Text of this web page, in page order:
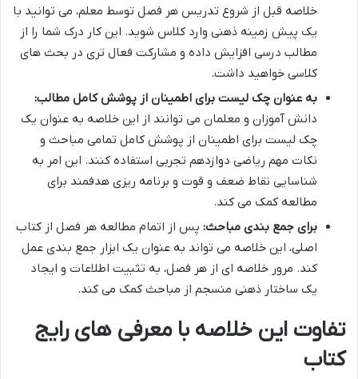
خلاصه قبل از شروع تدریس هر فصل توسط معلم، می توانید با
یک پیش زمینه ذهنی وارد کلاس شوید. این کار درک شما را از
مطالب درسی افزایش داده و مشارکت فعال تری در بحث های
کلاسی خواهید داشت.
به عنوان چک لیست برای اطمینان از پوشش کامل مطالب:
دانش آموزان و معلمان می توانند از این خلاصه به عنوان یک
چک لیست برای اطمینان از پوشش کامل تمامی مباحث و
نکات مهم ریاضی دوازدهم تجربی استفاده کنند. این امر به
شناسایی نقاط ضعف و قوت و برنامه ریزی هدفمند برای
مطالعه کمک می کند.
برای جمع بندی مباحث: پس از اتمام مطالعه هر فصل از کتاب
اصلی، این خلاصه می تواند به عنوان یک ابزار جمع بندی عمل
کند. مرور خلاصه ای از هر فصل، به تثبیت اطلاعات و ایجاد
یک ساختار ذهنی منسجم از مباحث کمک می کند.
تفاوت این خلاصه با معرفی های رایج
کتاب